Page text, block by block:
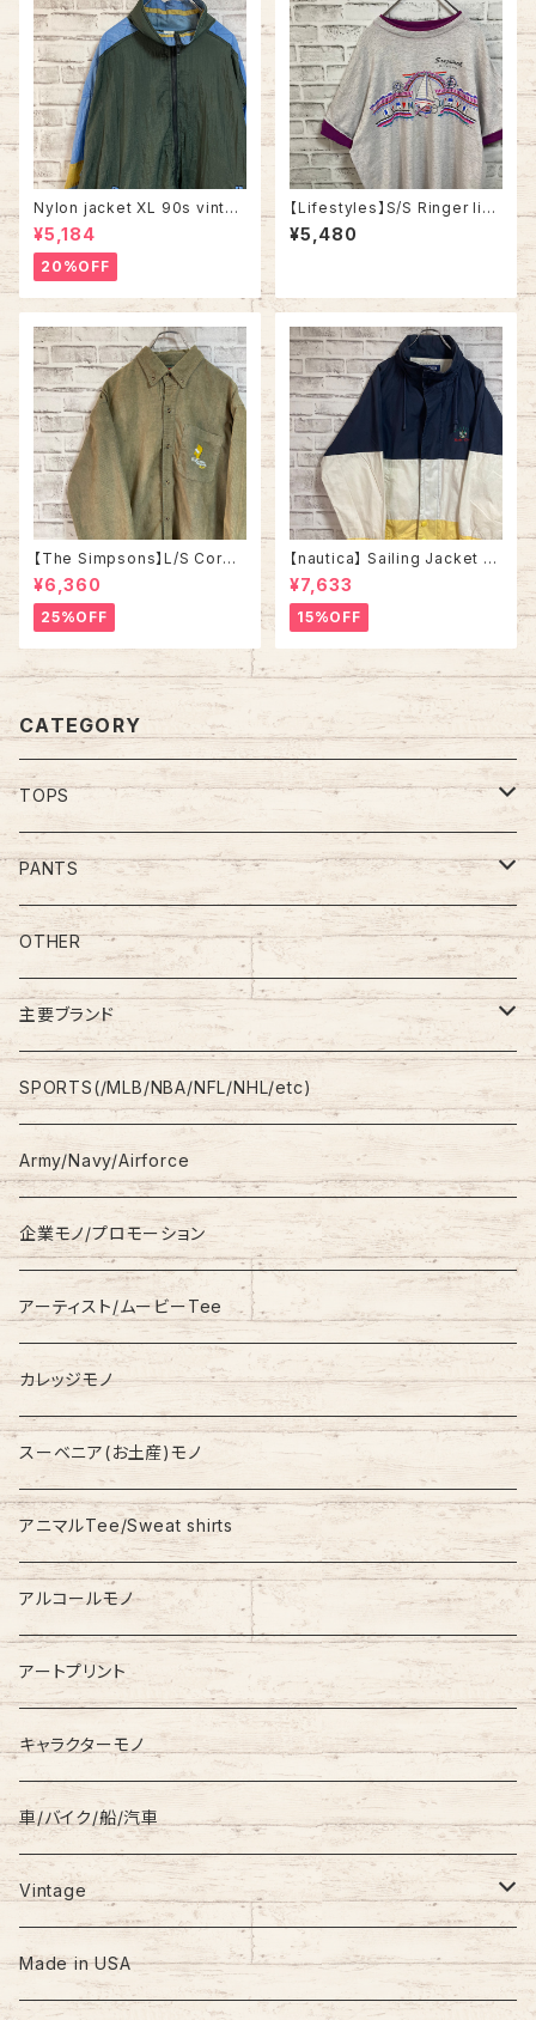
Nylon jacket XL 90s vintag
e ナイロンジャケット マルチカラ
ー 切替 ウインドブレーカー レ
トロ 古着
¥5,184
20%OFF
【Lifestyles】S/S Ringer like
Tee XL 90s Made in USA v
intage リンガーライク レイヤ
グルステッチ アメリカ USA レト
ロ 古着
¥5,480
【The Simpsons】L/S Cordu
roy Shirt L 2000s “Bart” ザ
•シンプソンズ コーデュロイ シ
ャツ ボタンダウン 長袖 キャラク
ター バート ワンポイントロゴ 刺
繍ロゴ Y2K USA アメリカ 古着
¥6,360
25%OFF
【nautica】 Sailing Jacket L
相当 90s “Old nautica”ノー
ティカ 切替 セーリングジャケッ
ト 刺繍ロゴ 胸ロゴ 旧タグ アウ
ター アメリカ USA 古着
¥7,633
15%OFF
CATEGORY
TOPS
Tee
S/L Tee
Polo Shirt
Shirt
L/S
S/S
Sweatshirt
Hoodie
Fleece
Knit/Sweater
Jacket
Nylon Jacket
Stadium Jumper
Down Jacket
Coat
PANTS
Jeans/Denim
Work Pants
Shorts
OTHER
主要ブランド
adidas
Champion
Carhartt
Columbia
NAUTICA
NIKE
RALPH LAUREN
TOMMY HILFIGER
Levi’s
SPORTS(/MLB/NBA/NFL/NHL/etc)
Army/Navy/Airforce
企業モノ/プロモーション
アーティスト/ムービーTee
カレッジモノ
スーベニア(お土産)モノ
アニマルTee/Sweat shirts
アルコールモノ
アートプリント
キャラクターモノ
車/バイク/船/汽車
Vintage
60s-70s
Made in USA